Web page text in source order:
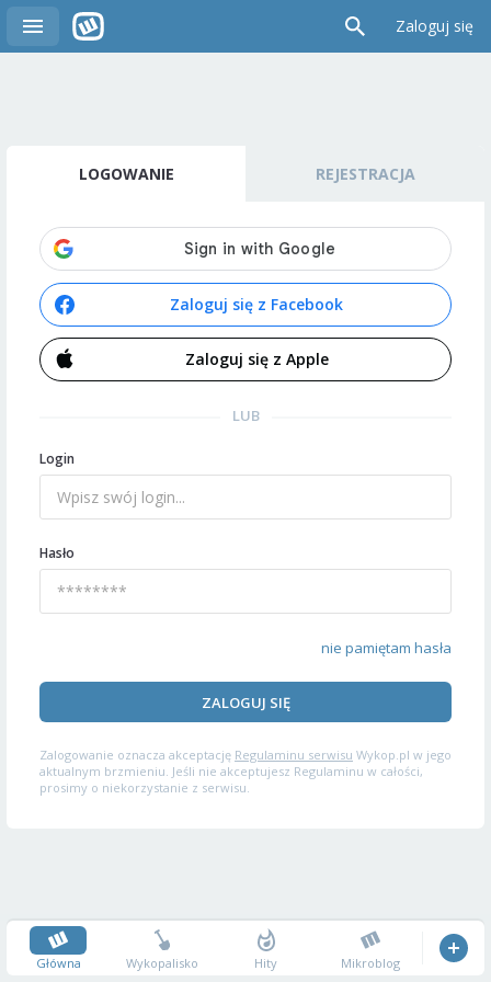
Zaloguj się
LOGOWANIE REJESTRACJA
Zaloguj się z Facebook
Zaloguj się z Apple
LUB
Login
Hasło
nie pamiętam hasła
ZALOGUJ SIĘ
Zalogowanie oznacza akceptację Regulaminu serwisu Wykop.pl w jego
aktualnym brzmieniu. Jeśli nie akceptujesz Regulaminu w całości,
prosimy o niekorzystanie z serwisu.
Główna Wykopalisko Hity Mikroblog